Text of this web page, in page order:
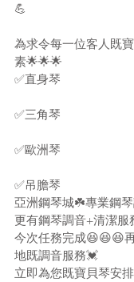
💪
為求令每一位客人既
素🌟🌟🌟
✅直身琴
✅三角琴
✅歐洲琴
✅吊膽琴
亞洲鋼琴城☘️專業鋼琴
更有鋼琴調音+清潔服
今次任務完成😆😆😆
地既調音服務💓
立即為您既寶貝琴安